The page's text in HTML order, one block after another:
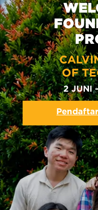
OF
2 JUNI